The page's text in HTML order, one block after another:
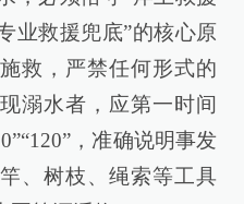
业救援兜底”的核心原
救，严禁任何形式的
溺水者，应第一时间
，准确说明事发
、树枝、绳索等工具